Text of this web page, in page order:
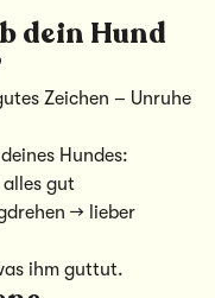
dein Hund
Zeichen – Unruhe
Hundes:
alles gut
→ lieber
ihm guttut.